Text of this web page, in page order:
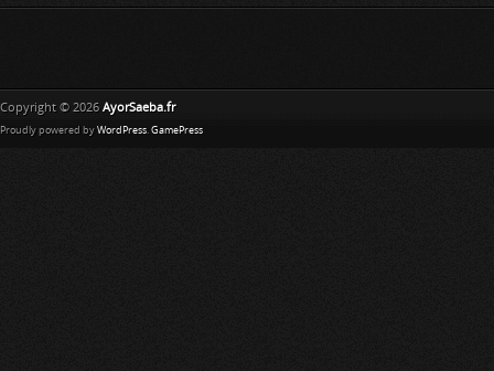
Copyright © 2026 AyorSaeba.fr
Proudly powered by WordPress. GamePress